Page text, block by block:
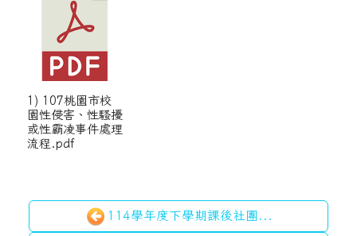
1) 107桃園市校
園性侵害、性騷擾
或性霸凌事件處理
流程.pdf
114學年度下學期課後社團...